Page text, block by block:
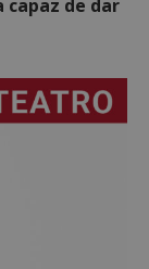
capaz de dar